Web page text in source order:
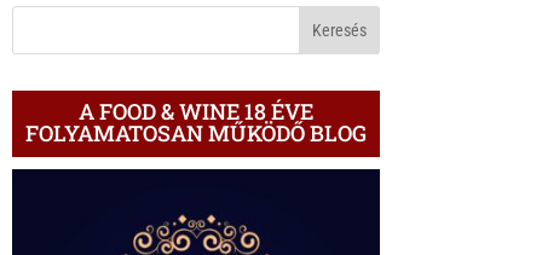
BLOGON
A FOOD & WINE 18 ÉVE
FOLYAMATOSAN MŰKÖDŐ BLOG